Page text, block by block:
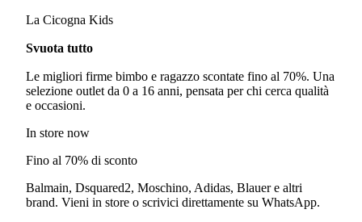
La Cicogna Kids
Svuota tutto
Le migliori firme bimbo e ragazzo scontate fino al 70%. Una
selezione outlet da 0 a 16 anni, pensata per chi cerca qualità
e occasioni.
In store now
Fino al 70% di sconto
Balmain, Dsquared2, Moschino, Adidas, Blauer e altri
brand. Vieni in store o scrivici direttamente su WhatsApp.